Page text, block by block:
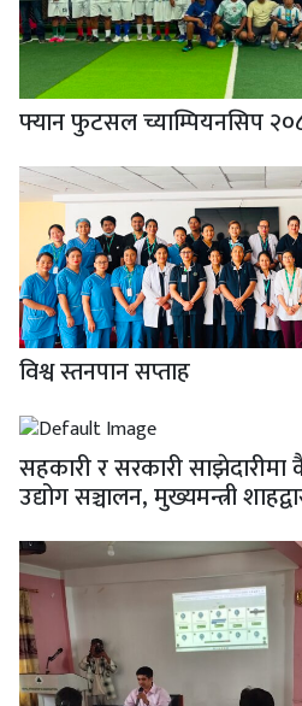
फ्यान फुटसल च्याम्पियनसिप
विश्व स्तनपान सप्ताह
सहकारी र सरकारी साझेदारीमा
उद्योग सञ्चालन, मुख्यमन्त्री